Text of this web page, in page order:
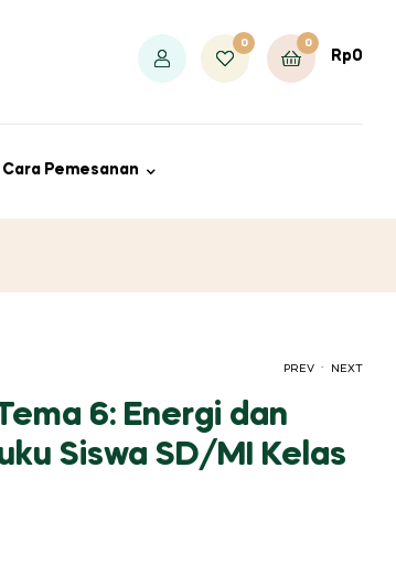
0 0
Rp0
Cara Pemesanan
PREV
RP 73.000
. NEXT
RP 120.000
6: Energi dan
Siswa SD/MI Kelas